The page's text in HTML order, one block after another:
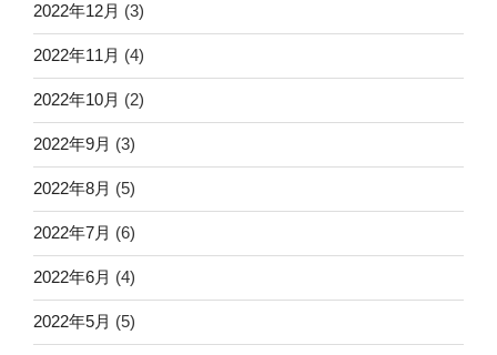
2022年12月 (3)
2022年11月 (4)
2022年10月 (2)
2022年9月 (3)
2022年8月 (5)
2022年7月 (6)
2022年6月 (4)
2022年5月 (5)